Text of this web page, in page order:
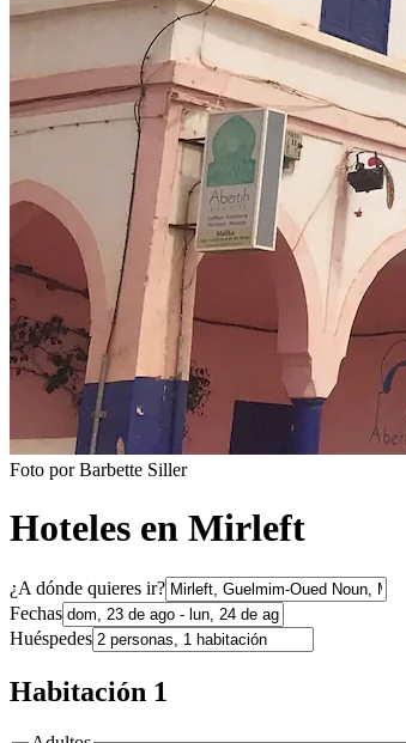
Foto por Barbette Siller
Hoteles en Mirleft
¿A dónde quieres ir?
Fechas
Huéspedes
Habitación 1